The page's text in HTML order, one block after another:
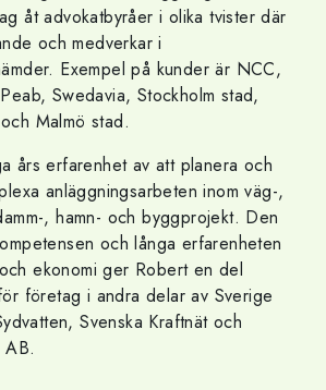
åt advokatbyråer i olika tvister där
och medverkar i
Exempel på kunder är NCC,
Swedavia, Stockholm stad,
Malmö stad.
års erfarenhet av att planera och
anläggningsarbeten inom väg-,
, hamn- och byggprojekt. Den
och långa erfarenheten
ekonomi ger Robert en del
företag i andra delar av Sverige
Svenska Kraftnät och
AB.